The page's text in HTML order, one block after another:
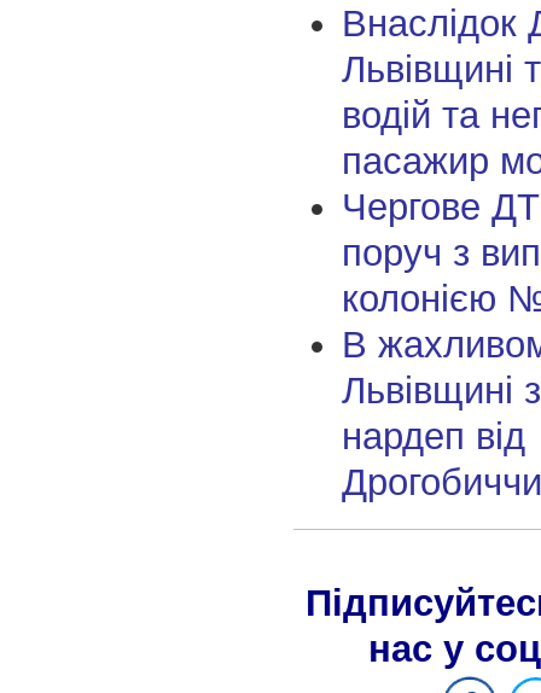
Внаслідок
Львівщині
водій та
пасажир
Чергове
поруч з
колонією
В
Львівщині
нардеп від
нас у